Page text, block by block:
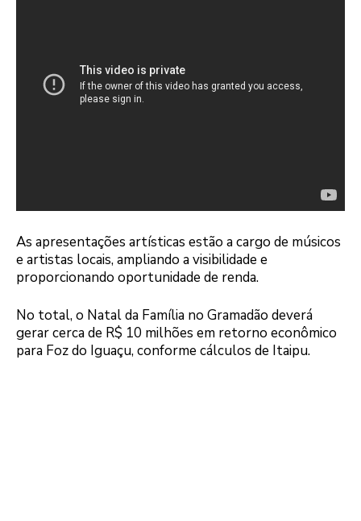
As apresentações artísticas estão a cargo de músicos
e artistas locais, ampliando a visibilidade e
proporcionando oportunidade de renda.
No total, o Natal da Família no Gramadão deverá
gerar cerca de R$ 10 milhões em retorno econômico
para Foz do Iguaçu, conforme cálculos de Itaipu.